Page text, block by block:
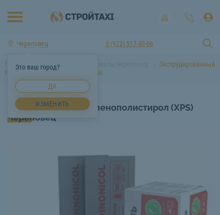
Череповец
Это ваш город?
ДА
ИЗМЕНИТЬ
8 (922) 517-40-66
Главная Строительные материалы Череповец
Экструдированный
пенополистирол (XPS) Череповец
Экструдированный пенополистирол (XPS)
Череповец